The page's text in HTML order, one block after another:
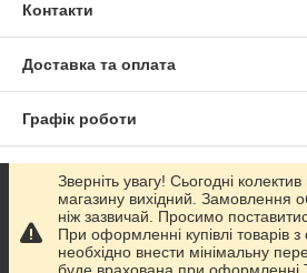
Контакти
Доставка та оплата
Графік роботи
Повна версія сайту
Сайт створено на маркетплейсі
Зверніть увагу! Сьогодні
магазину вихідний. Замовлення
ніж зазвичай. Просимо
При оформленні купівлі товарів
необхідно внести мінімальну